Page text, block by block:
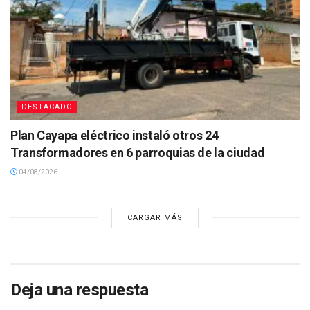
DESTACADO
Plan Cayapa eléctrico instaló otros 24
Transformadores en 6 parroquias de la ciudad
04/08/2026
CARGAR MÁS
Deja una respuesta